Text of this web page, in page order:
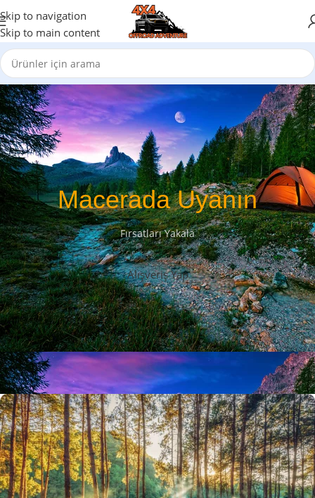
Skip to navigation
Skip to main content
Macerada Uyanın
Fırsatları Yakala
Alışveriş Yap